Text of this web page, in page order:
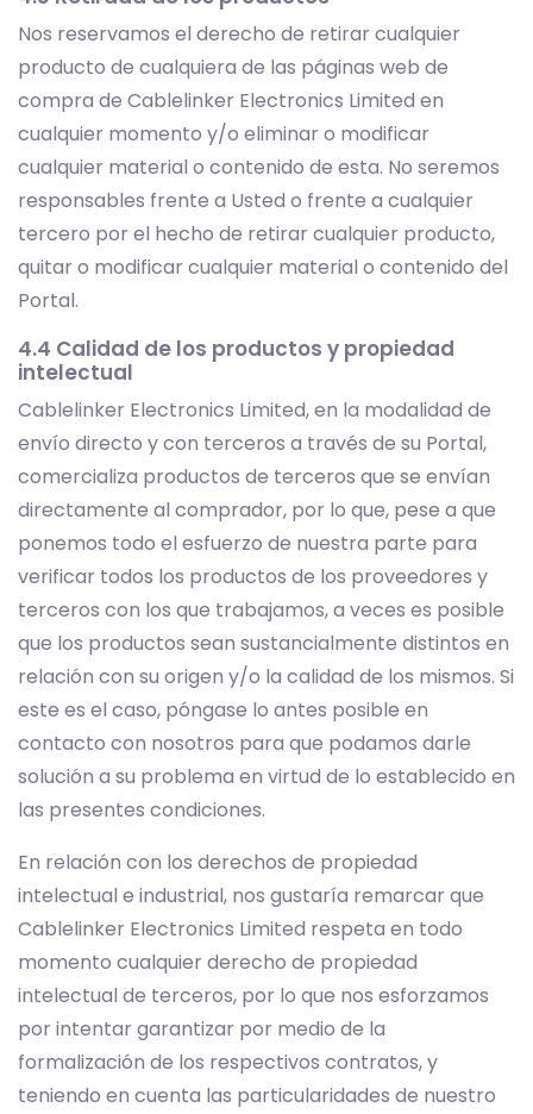
Nos reservamos el derecho de retirar cualquier
producto de cualquiera de las páginas web de
compra de Cablelinker Electronics Limited en
cualquier momento y/o eliminar o modificar
cualquier material o contenido de esta. No seremos
responsables frente a Usted o frente a cualquier
tercero por el hecho de retirar cualquier producto,
quitar o modificar cualquier material o contenido del
Portal.
4.4 Calidad de los productos y propiedad
intelectual
Cablelinker Electronics Limited, en la modalidad de
envío directo y con terceros a través de su Portal,
comercializa productos de terceros que se envían
directamente al comprador, por lo que, pese a que
ponemos todo el esfuerzo de nuestra parte para
verificar todos los productos de los proveedores y
terceros con los que trabajamos, a veces es posible
que los productos sean sustancialmente distintos en
relación con su origen y/o la calidad de los mismos. Si
este es el caso, póngase lo antes posible en
contacto con nosotros para que podamos darle
solución a su problema en virtud de lo establecido en
las presentes condiciones.
En relación con los derechos de propiedad
intelectual e industrial, nos gustaría remarcar que
Cablelinker Electronics Limited respeta en todo
momento cualquier derecho de propiedad
intelectual de terceros, por lo que nos esforzamos
por intentar garantizar por medio de la
formalización de los respectivos contratos, y
teniendo en cuenta las particularidades de nuestro